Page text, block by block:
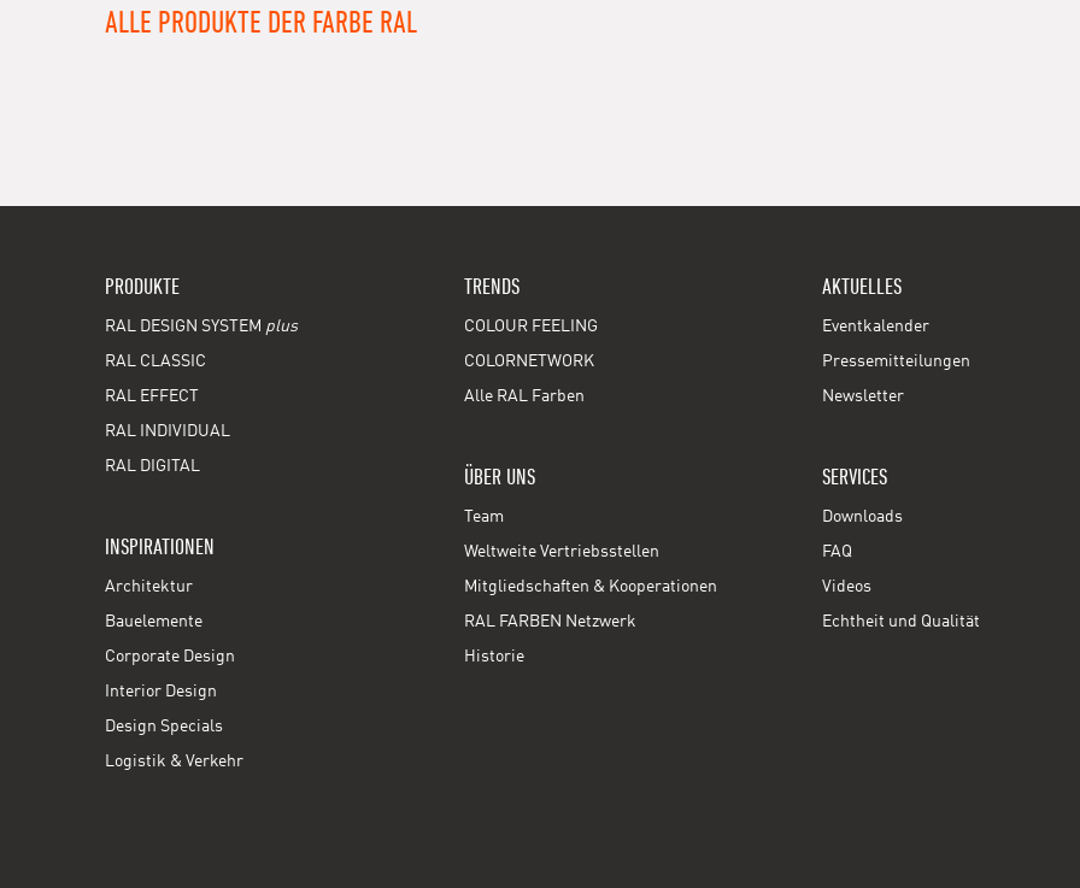
ALLE PRODUKTE DER FARBE RAL
PRODUKTE
RAL DESIGN SYSTEM plus
RAL CLASSIC
RAL EFFECT
RAL INDIVIDUAL
RAL DIGITAL
INSPIRATIONEN
Architektur
Bauelemente
Corporate Design
Interior Design
Design Specials
Logistik & Verkehr
TRENDS
COLOUR FEELING
COLORNETWORK
Alle RAL Farben
ÜBER UNS
Team
Weltweite Vertriebsstellen
Mitgliedschaften & Kooperationen
RAL FARBEN Netzwerk
Historie
AKTUELLES
Eventkalender
Pressemitteilungen
Newsletter
SERVICES
Downloads
FAQ
Videos
Echtheit und Qualität